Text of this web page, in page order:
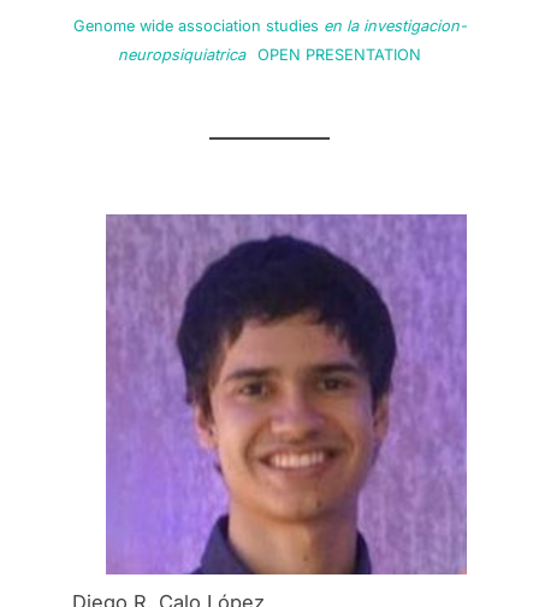
Genome wide association studies en la investigacion-
neuropsiquiatrica
OPEN PRESENTATION
Diego R. Calo López